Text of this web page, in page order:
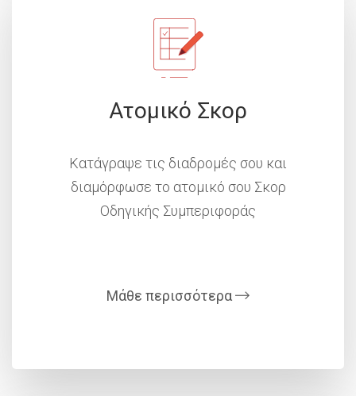
Ατομικό Σκορ
Κατάγραψε τις διαδρομές σου και
διαμόρφωσε το ατομικό σου Σκορ
Οδηγικής Συμπεριφοράς
Μάθε περισσότερα